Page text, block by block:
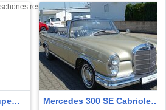
Mercedes 300 SE Cabriolet